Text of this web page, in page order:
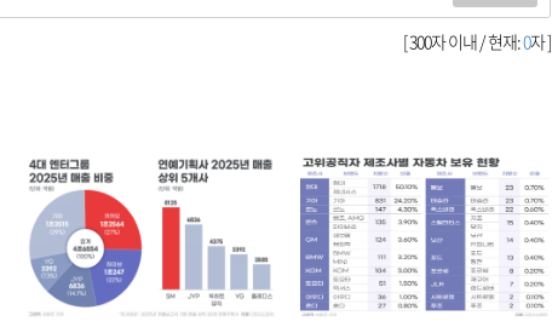
[ 300자 이내 / 현재:0자 ]